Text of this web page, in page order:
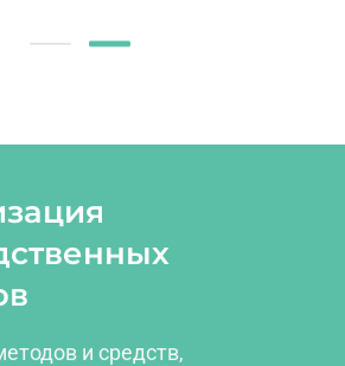
и средств,